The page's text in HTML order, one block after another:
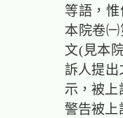
等語，
本院卷㈠
文(見本
訴人提出
示，被上
警告被上